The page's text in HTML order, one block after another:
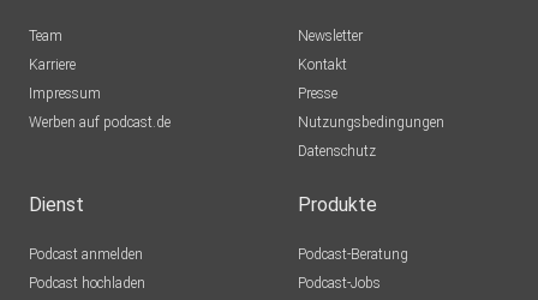
Team
Karriere
Impressum
Werben auf podcast.de
Newsletter
Kontakt
Presse
Nutzungsbedingungen
Datenschutz
Dienst
Podcast anmelden
Podcast hochladen
Produkte
Podcast-Beratung
Podcast-Jobs